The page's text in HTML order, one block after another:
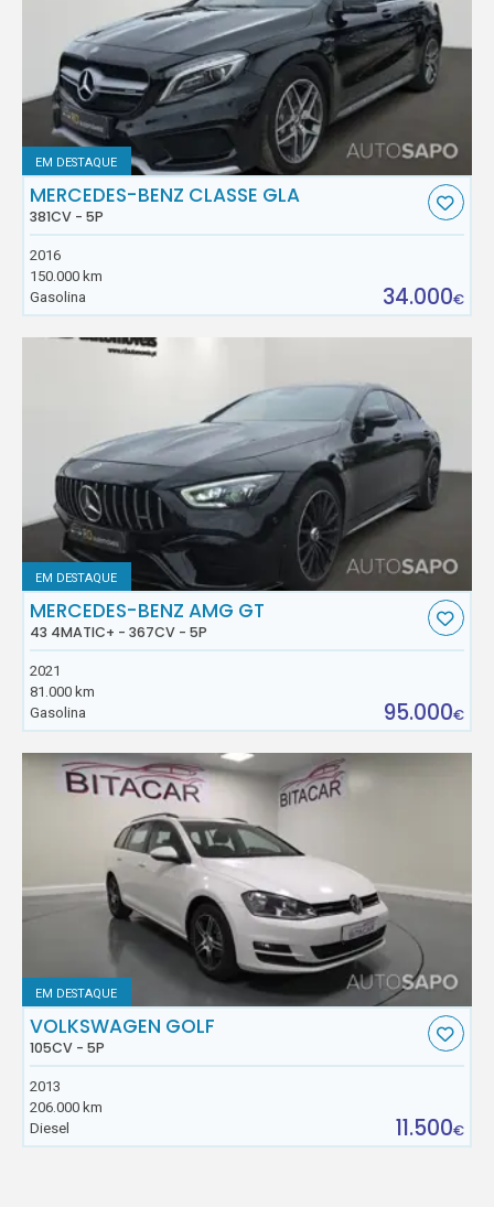
EM DESTAQUE
MERCEDES-BENZ CLASSE GLA
381CV - 5P
2016
150.000 km
Gasolina
34.000€
EM DESTAQUE
MERCEDES-BENZ AMG GT
43 4MATIC+ - 367CV - 5P
2021
81.000 km
Gasolina
95.000€
EM DESTAQUE
VOLKSWAGEN GOLF
105CV - 5P
2013
206.000 km
Diesel
11.500€